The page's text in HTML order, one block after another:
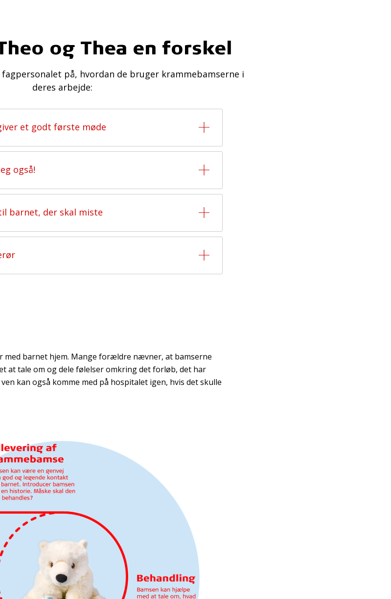
og Thea en forskel
på, hvordan de bruger krammebamserne i
deres arbejde:
et godt første møde
også!
barnet, der skal miste
med barnet hjem. Mange forældre nævner, at bamserne
at tale om og dele følelser omkring det forløb, det har
kan også komme med på hospitalet igen, hvis det skulle